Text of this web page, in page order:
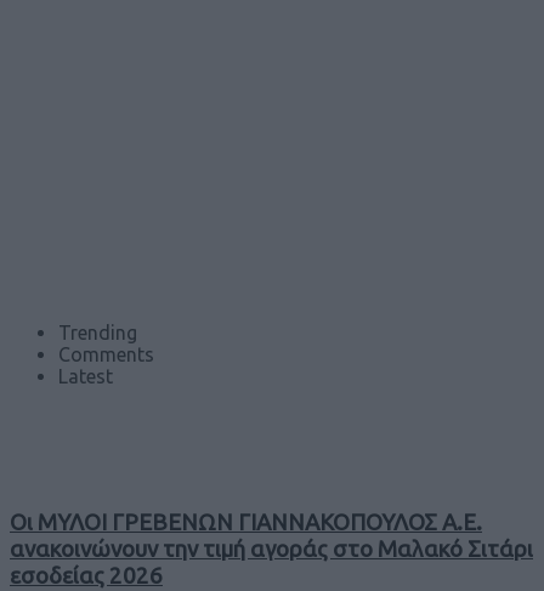
Trending
Comments
Latest
Οι ΜΥΛΟΙ ΓΡΕΒΕΝΩΝ ΓΙΑΝΝΑΚΟΠΟΥΛΟΣ Α.Ε.
ανακοινώνουν την τιμή αγοράς στο Μαλακό Σιτάρι
εσοδείας 2026